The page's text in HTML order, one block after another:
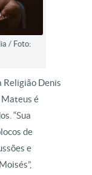
/ Foto:
Religião Denis
Mateus é
“Sua
de
e